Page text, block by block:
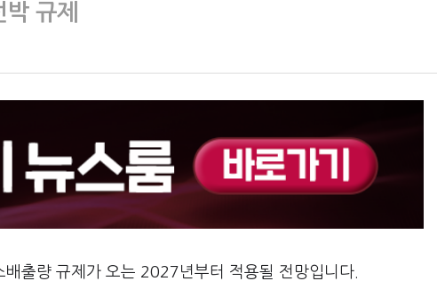
규제
출량 규제가 오는 2027년부터 적용될 전망입니다.